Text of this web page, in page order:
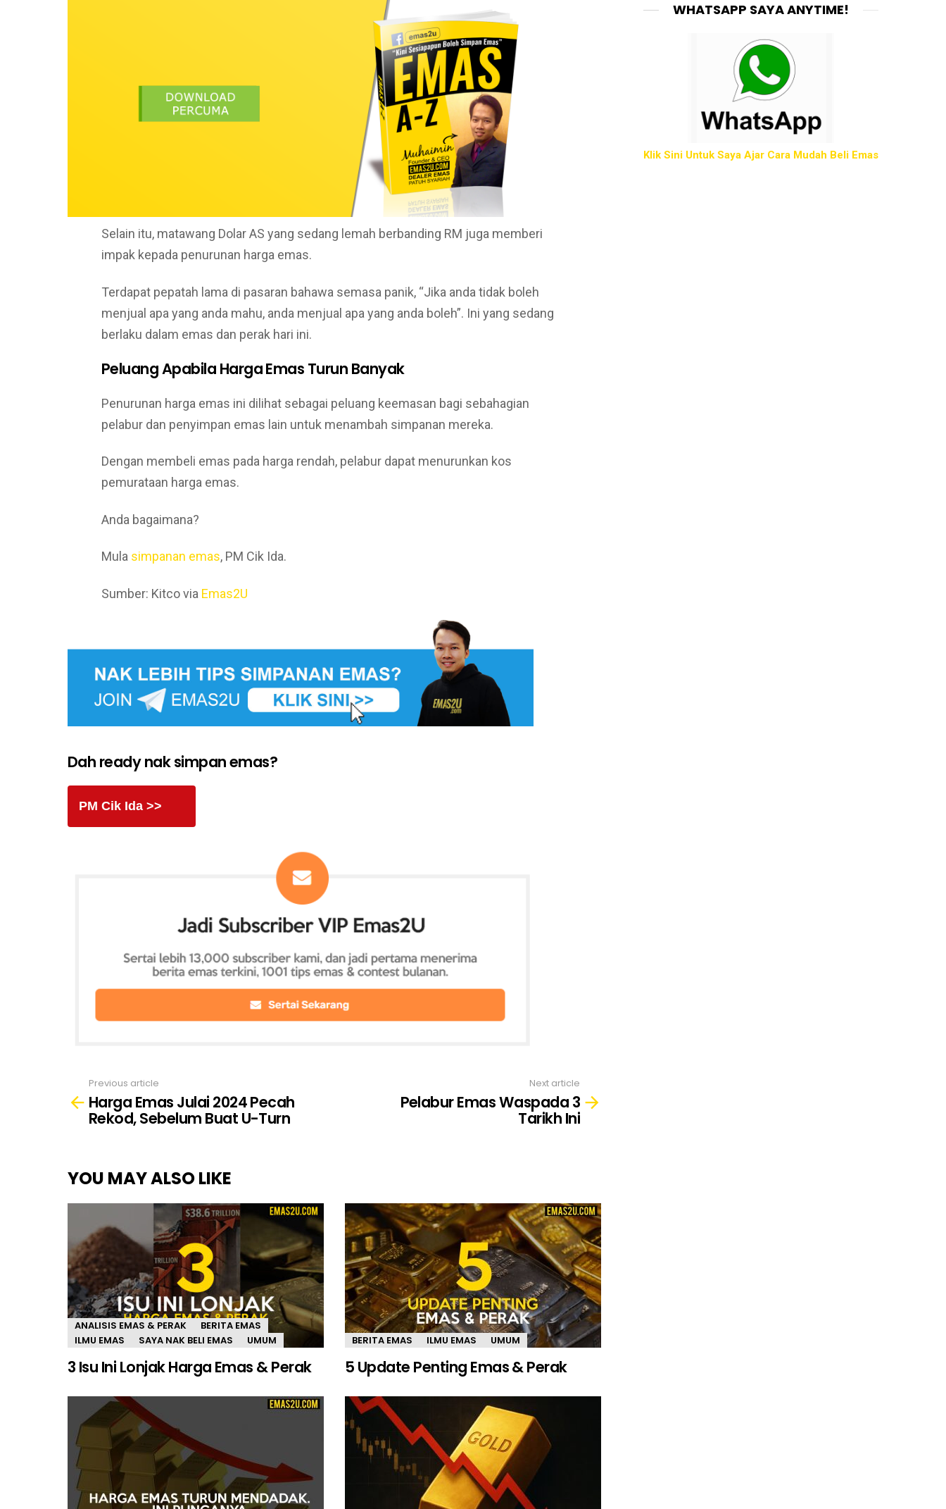
Selain itu, matawang Dolar AS yang sedang lemah berbanding RM juga memberi
impak kepada penurunan harga emas.
Terdapat pepatah lama di pasaran bahawa semasa panik, “Jika anda tidak boleh
menjual apa yang anda mahu, anda menjual apa yang anda boleh”. Ini yang sedang
berlaku dalam emas dan perak hari ini.
Peluang Apabila Harga Emas Turun Banyak
Penurunan harga emas ini dilihat sebagai peluang keemasan bagi sebahagian
pelabur dan penyimpan emas lain untuk menambah simpanan mereka.
Dengan membeli emas pada harga rendah, pelabur dapat menurunkan kos
pemurataan harga emas.
Anda bagaimana?
Mula simpanan emas, PM Cik Ida.
Sumber: Kitco via Emas2U
Dah ready nak simpan emas?
PM Cik Ida >>
more
Previous article
Harga Emas Julai 2024 Pecah
Rekod, Sebelum Buat U-Turn
Next article
Pelabur Emas Waspada 3
Tarikh Ini
YOU MAY ALSO LIKE
ANALISIS EMAS & PERAK
BERITA EMAS
ILMU EMAS
SAYA NAK BELI EMAS UMUM
3 Isu Ini Lonjak Harga Emas & Perak
BERITA EMAS ILMU EMAS UMUM
5 Update Penting Emas & Perak
WHATSAPP SAYA ANYTIME!
Klik Sini Untuk Saya Ajar Cara Mudah Beli Emas